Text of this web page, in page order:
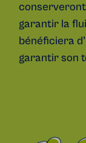
garantir la
bénéficiera
garantir son